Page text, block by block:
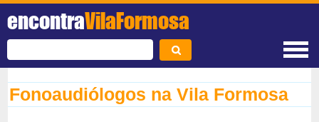
encontraVilaFormosa
Fonoaudiólogos na Vila Formosa